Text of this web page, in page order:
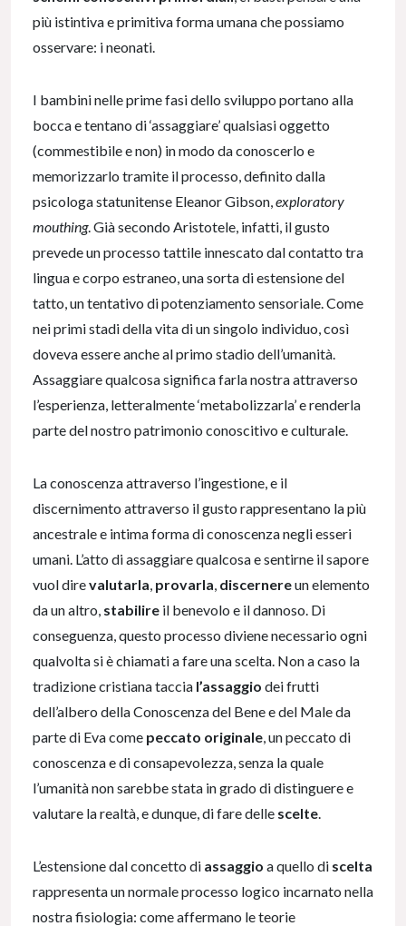
più istintiva e primitiva forma umana che possiamo
osservare: i neonati.
I bambini nelle prime fasi dello sviluppo portano alla
bocca e tentano di ‘assaggiare’ qualsiasi oggetto
(commestibile e non) in modo da conoscerlo e
memorizzarlo tramite il processo, definito dalla
psicologa statunitense Eleanor Gibson, exploratory
mouthing. Già secondo Aristotele, infatti, il gusto
prevede un processo tattile innescato dal contatto tra
lingua e corpo estraneo, una sorta di estensione del
tatto, un tentativo di potenziamento sensoriale. Come
nei primi stadi della vita di un singolo individuo, così
doveva essere anche al primo stadio dell’umanità.
Assaggiare qualcosa significa farla nostra attraverso
l’esperienza, letteralmente ‘metabolizzarla’ e renderla
parte del nostro patrimonio conoscitivo e culturale.
La conoscenza attraverso l’ingestione, e il
discernimento attraverso il gusto rappresentano la più
ancestrale e intima forma di conoscenza negli esseri
umani. L’atto di assaggiare qualcosa e sentirne il sapore
vuol direvalutarla provarla discernereun elemento
da un altro, stabilire il benevolo e il dannoso. Di
conseguenza, questo processo diviene necessario ogni
qualvolta si è chiamati a fare una scelta. Non a caso la
tradizione cristiana taccia l’assaggio dei frutti
dell’albero della Conoscenza del Bene e del Male da
parte di Eva come peccato originale , un peccato di
conoscenza e di consapevolezza, senza la quale
l’umanità non sarebbe stata in grado di distinguere e
valutare la realtà, e dunque, di fare delle scelte
L’estensione dal concetto di assaggio a quello di scelta
rappresenta un normale processo logico incarnato nella
nostra fisiologia: come affermano le teorie